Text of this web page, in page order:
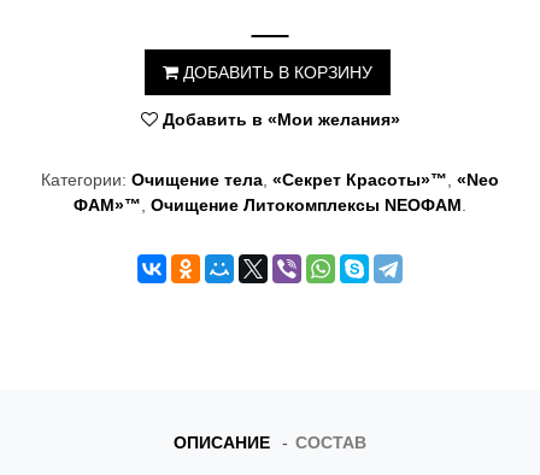
ДОБАВИТЬ В КОРЗИНУ
Добавить в «Мои желания»
Категории: Очищение тела «Секрет Красоты»™ «Neo
ФАМ»™ Очищение Литокомплексы NEOФАМ
ОПИСАНИЕ СОСТАВ